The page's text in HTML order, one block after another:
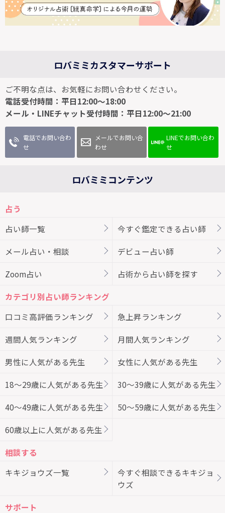
ロバミミカスタマーサポート
ご不明な点は、お気軽にお問い合わせください。
電話受付時間：平日12:00～18:00
メール・LINEチャット受付時間：平日12:00～21:00
電話でお問い合わ
せ
メールでお問い合
わせ
LINEでお問い合わ
せ
ロバミミコンテンツ
占う
占い師一覧
今すぐ鑑定できる占い師
メール占い・相談 デビュー占い師
Zoom占い 占術から占い師を探す
カテゴリ別占い師ランキング
口コミ高評価ランキング
急上昇ランキング
週間人気ランキング 月間人気ランキング
男性に人気がある先生 女性に人気がある先生
18～29歳に人気がある先生 30～39歳に人気がある先生
40～49歳に人気がある先生 50～59歳に人気がある先生
60歳以上に人気がある先生
相談する
キキジョウズ一覧
今すぐ相談できるキキジョ
ウズ
サポート